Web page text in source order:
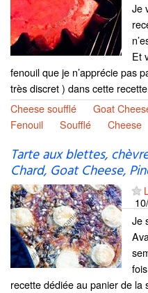
Je
Et
fenouil que je n’apprécie pas
très discret ) dans cette
Cheese soufflé
Goat
Fenouil
Soufflé Cheese
Tarte aux blettes,
Chard, Goat Cheese,
Je
recette dédiée au panier de